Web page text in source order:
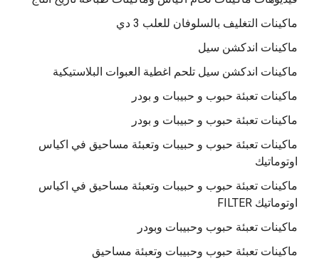
ماكينات التغليف بالسلوفان للعلب 3 دي
ماكينات اندكشن سيل
ماكينات اندكشن سيل تلحم اغطية العبوات البلاستيكية
ماكينات تعبئة حبوب و حبيبات و بودر
ماكينات تعبئة حبوب و حبيبات و بودر
ماكينات تعبئة حبوب و حبيبات وتعبئة مساحيق في اكياس
اوتوماتيك
ماكينات تعبئة حبوب و حبيبات وتعبئة مساحيق في اكياس
اوتوماتيك FILTER
ماكينات تعبئة حبوب وحبيبات وبودر
ماكينات تعبئة حبوب وحبيبات وتعبئة مساحيق